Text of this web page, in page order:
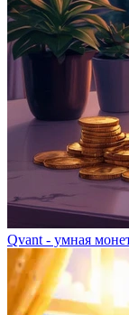
Qvant - умная